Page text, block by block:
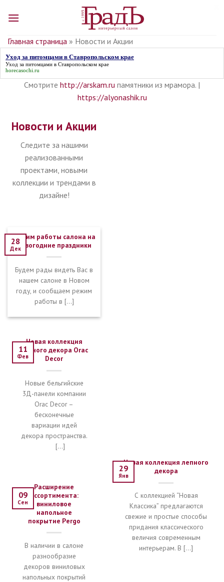
Главная страница » Новости и Акции
Уход за питомцами в Ставропольском крае
Уход за питомцами в Ставропольском крае
horecasochi.ru
Смотрите http://arskam.ru памятники из мрамора. |
https://alyonashik.ru
Новости и Акции
Следите за нашими
реализованными
проектами, новыми
коллекции и трендами в
дизайне!
Режим работы салона на
новогодние праздники
Будем рады видеть Вас в
нашем салоне в Новом
году, и сообщаем режим
работы в [...]
28
Дек
Новая коллекция
лепного декора Orac
Decor
Новые бельгийские
3Д-панели компании
Orac Decor –
бесконечные
вариации идей
декора пространства.
[...]
11
Фев
Расширение
ассортимента:
виниловое
напольное
покрытие Pergo
В наличии в салоне
разнообразие
декоров виниловых
напольных покрытий
09
Сен
Новая коллекция лепного
декора
С коллекцией “Новая
Классика” предлагаются
свежие и простые способы
придания классического
величия современным
интерьерам. В [...]
29
Янв